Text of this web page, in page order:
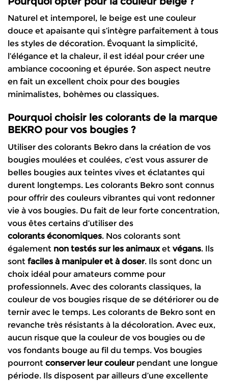
Naturel et intemporel, le beige est une couleur
douce et apaisante qui s’intègre parfaitement à tous
les styles de décoration. Évoquant la simplicité,
l’élégance et la chaleur, il est idéal pour créer une
ambiance cocooning et épurée. Son aspect neutre
en fait un excellent choix pour des bougies
minimalistes, bohèmes ou classiques.
Pourquoi choisir les colorants de la marque
BEKRO pour vos bougies ?
Utiliser des colorants Bekro dans la création de vos
bougies moulées et coulées, c’est vous assurer de
belles bougies aux teintes vives et éclatantes qui
durent longtemps. Les colorants Bekro sont connus
pour offrir des couleurs vibrantes qui vont redonner
vie à vos bougies. Du fait de leur forte concentration,
vous êtes certains d’utiliser des
colorants économiques. Nos colorants sont
également non testés sur les animaux et végans. Ils
sont faciles à manipuleret à doser. Ils sont donc un
choix idéal pour amateurs comme pour
professionnels. Avec des colorants classiques, la
couleur de vos bougies risque de se détériorer ou de
ternir avec le temps. Les colorants de Bekro sont en
revanche très résistants à la décoloration. Avec eux,
aucun risque que la couleur de vos bougies ou de
vos fondants bouge au fil du temps. Vos bougies
pourront conserver leur couleur pendant une longue
période. Ils disposent par ailleurs d’une excellente